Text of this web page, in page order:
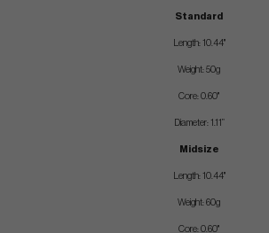
Standard
Length: 10.44"
Weight: 50g
Core: 0.60"
Diameter: 1.11”
Midsize
Length: 10.44"
Weight: 60g
Core: 0.60"